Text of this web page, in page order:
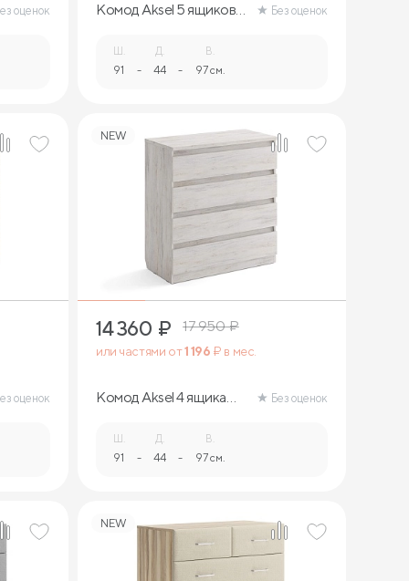
оценок
Комод Aksel 5 ящиков
Без оценок
Ш.
91 -
Д.
44 -
В.
97 см.
оценок
NEW
14 360 ₽ 17 950₽
или частями от1 196 ₽ в мес.
Комод Aksel 4 ящика
Без оценок
Ш.
91 -
Д.
44 -
В.
97 см.
NEW